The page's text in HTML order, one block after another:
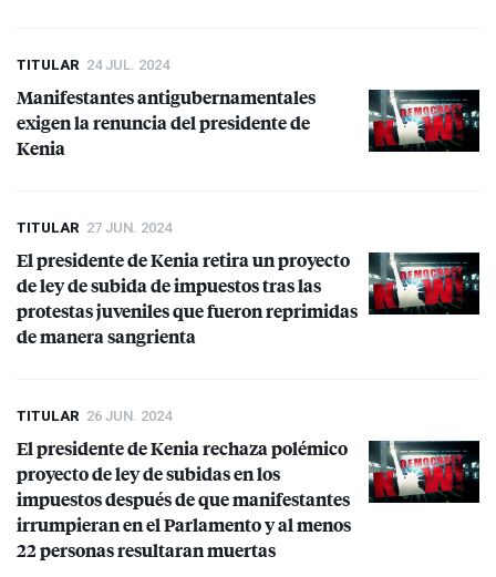
TITULAR 24 JUL. 2024
Manifestantes antigubernamentales
exigen la renuncia del presidente de
Kenia
TITULAR 27 JUN. 2024
El presidente de Kenia retira un proyecto
de ley de subida de impuestos tras las
protestas juveniles que fueron reprimidas
de manera sangrienta
TITULAR 26 JUN. 2024
El presidente de Kenia rechaza polémico
proyecto de ley de subidas en los
impuestos después de que manifestantes
irrumpieran en el Parlamento y al menos
22 personas resultaran muertas